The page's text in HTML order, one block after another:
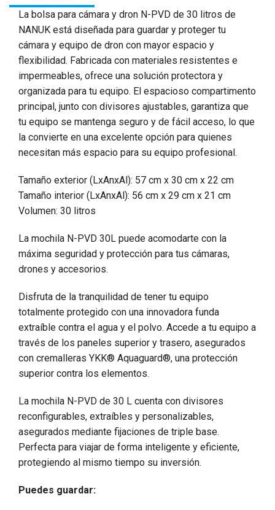
La bolsa para cámara y dron N-PVD de 30 litros de
NANUK está diseñada para guardar y proteger tu
cámara y equipo de dron con mayor espacio y
flexibilidad. Fabricada con materiales resistentes e
impermeables, ofrece una solución protectora y
organizada para tu equipo. El espacioso compartimento
principal, junto con divisores ajustables, garantiza que
tu equipo se mantenga seguro y de fácil acceso, lo que
la convierte en una excelente opción para quienes
necesitan más espacio para su equipo profesional.
Tamaño exterior (LxAnxAl): 57 cm x 30 cm x 22 cm
Tamaño interior (LxAnxAl): 56 cm x 29 cm x 21 cm
Volumen: 30 litros
La mochila N-PVD 30L puede acomodarte con la
máxima seguridad y protección para tus cámaras,
drones y accesorios.
Disfruta de la tranquilidad de tener tu equipo
totalmente protegido con una innovadora funda
extraíble contra el agua y el polvo. Accede a tu equipo a
través de los paneles superior y trasero, asegurados
con cremalleras YKK® Aquaguard®, una protección
superior contra los elementos.
La mochila N-PVD de 30 L cuenta con divisores
reconfigurables, extraíbles y personalizables,
asegurados mediante fijaciones de triple base.
Perfecta para viajar de forma inteligente y eficiente,
protegiendo al mismo tiempo su inversión.
Puedes guardar: